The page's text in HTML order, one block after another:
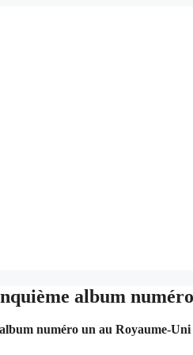
album
numéro un au Royaume-Uni